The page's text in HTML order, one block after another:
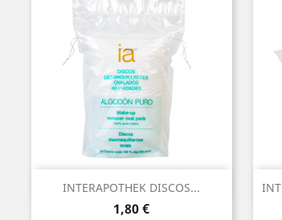
INTERAPOTHEK DISCOS...
Precio
1,80 €
Vista rápida